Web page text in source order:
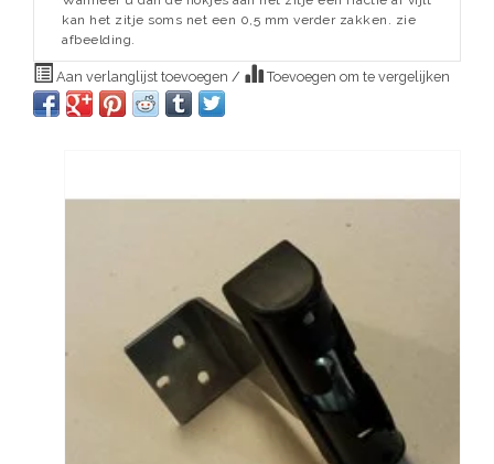
kan het zitje soms net een 0,5 mm verder zakken. zie
afbeelding.
Aan verlanglijst toevoegen / Toevoegen om te vergelijken